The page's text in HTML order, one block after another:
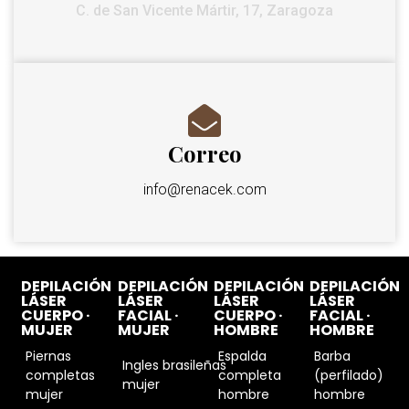
C. de San Vicente Mártir, 17, Zaragoza
Correo
info@renacek.com
DEPILACIÓN
LÁSER
CUERPO ·
MUJER
Piernas
completas
mujer
DEPILACIÓN
LÁSER
FACIAL ·
MUJER
Ingles brasileñas
mujer
DEPILACIÓN
LÁSER
CUERPO ·
HOMBRE
Espalda
completa
hombre
DEPILACIÓN
LÁSER
FACIAL ·
HOMBRE
Barba
(perfilado)
hombre